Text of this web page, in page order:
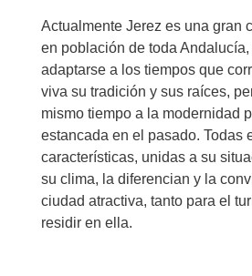
Actualmente Jerez es una gran
en población de toda
adaptarse a los tiempos que
viva su tradición y sus raíces,
mismo tiempo a la modernidad
estancada en el pasado. Todas
características, unidas a su
su clima, la diferencian y la
ciudad atractiva, tanto para el
residir en ella.